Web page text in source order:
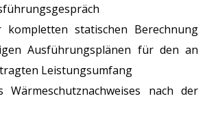
kompletten statischen Berechnung
Ausführungsplänen für den an
Leistungsumfang
Wärmeschutznachweises nach der